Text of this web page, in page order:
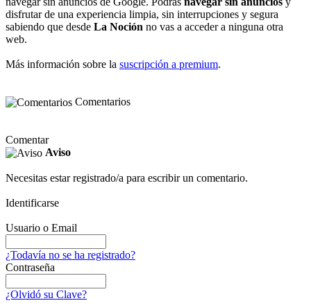
disfrutar de una experiencia limpia, sin interrupciones y segura
sabiendo que desde La Noción no vas a acceder a ninguna otra
web.
Más información sobre la suscripción a premium.
Comentarios
Comentar
Aviso
Necesitas estar registrado/a para escribir un comentario.
Identificarse
Usuario o Email
¿Todavía no se ha registrado?
Contraseña
¿Olvidó su Clave?